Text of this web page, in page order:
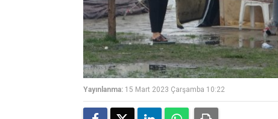
Yayınlanma: 15 Mart 2023 Çarşamba 10:22